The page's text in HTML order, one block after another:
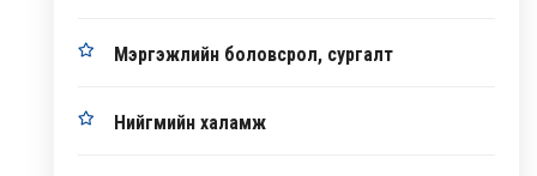
Мэргэжлийн боловсрол, сургалт
Нийгмийн халамж